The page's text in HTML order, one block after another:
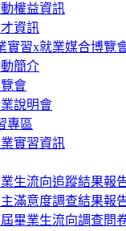
權益資訊
資訊
實習x就業媒合博覽
簡介
會
說明會
專區
實習資訊
生流向追蹤結果報
滿意度調查結果報
畢業生流向調查問